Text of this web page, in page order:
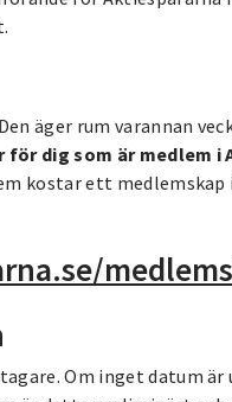
äger rum varannan
dig som är medlem i
kostar ett
Om inget datum